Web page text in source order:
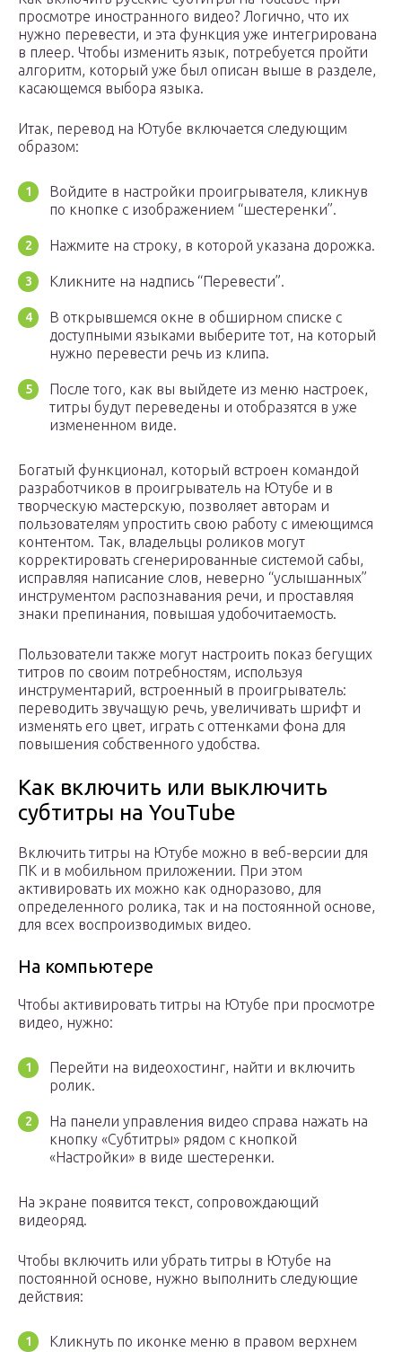
просмотре иностранного видео? Логично, что их
нужно перевести, и эта функция уже интегрирована
в плеер. Чтобы изменить язык, потребуется пройти
алгоритм, который уже был описан выше в разделе,
касающемся выбора языка.
Итак, перевод на Ютубе включается следующим
образом:
Войдите в настройки проигрывателя, кликнув
по кнопке с изображением “шестеренки”.
Нажмите на строку, в которой указана дорожка.
Кликните на надпись “Перевести”.
В открывшемся окне в обширном списке с
доступными языками выберите тот, на который
нужно перевести речь из клипа.
После того, как вы выйдете из меню настроек,
титры будут переведены и отобразятся в уже
измененном виде.
Богатый функционал, который встроен командой
разработчиков в проигрыватель на Ютубе и в
творческую мастерскую, позволяет авторам и
пользователям упростить свою работу с имеющимся
контентом. Так, владельцы роликов могут
корректировать сгенерированные системой сабы,
исправляя написание слов, неверно “услышанных”
инструментом распознавания речи, и проставляя
знаки препинания, повышая удобочитаемость.
Пользователи также могут настроить показ бегущих
титров по своим потребностям, используя
инструментарий, встроенный в проигрыватель:
переводить звучащую речь, увеличивать шрифт и
изменять его цвет, играть с оттенками фона для
повышения собственного удобства.
Как включить или выключить
субтитры на YouTube
Включить титры на Ютубе можно в веб-версии для
ПК и в мобильном приложении. При этом
активировать их можно как одноразово, для
определенного ролика, так и на постоянной основе,
для всех воспроизводимых видео.
На компьютере
Чтобы активировать титры на Ютубе при просмотре
видео, нужно:
Перейти на видеохостинг, найти и включить
ролик.
На панели управления видео справа нажать на
кнопку «Субтитры» рядом с кнопкой
«Настройки» в виде шестеренки.
На экране появится текст, сопровождающий
видеоряд.
Чтобы включить или убрать титры в Ютубе на
постоянной основе, нужно выполнить следующие
действия:
Кликнуть по иконке меню в правом верхнем